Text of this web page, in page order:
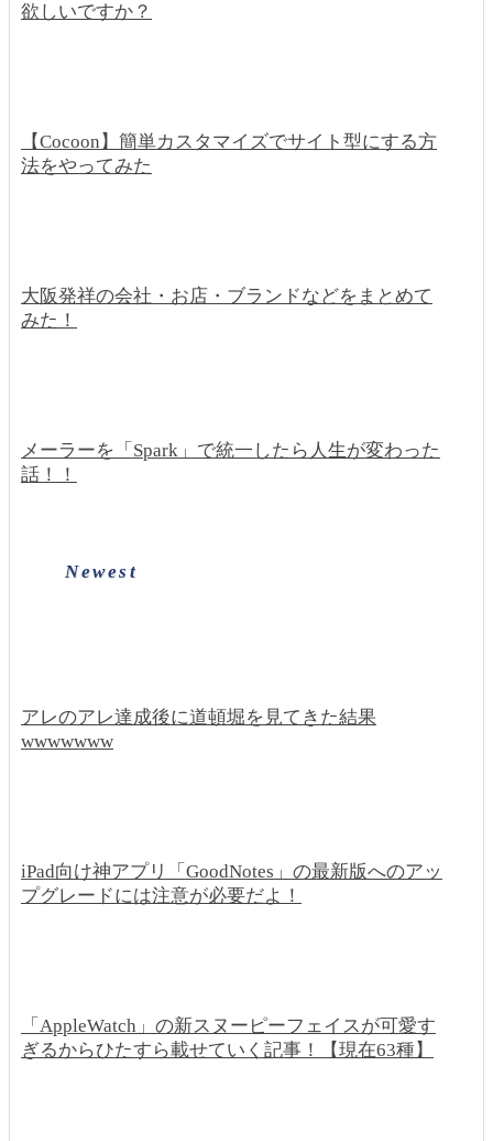
欲しいですか？
【Cocoon】簡単カスタマイズでサイト型にする方
法をやってみた
大阪発祥の会社・お店・ブランドなどをまとめて
みた！
メーラーを「Spark」で統一したら人生が変わった
話！！
Newest
アレのアレ達成後に道頓堀を見てきた結果
wwwwwww
iPad向け神アプリ「GoodNotes」の最新版へのアッ
プグレードには注意が必要だよ！
「AppleWatch」の新スヌーピーフェイスが可愛す
ぎるからひたすら載せていく記事！【現在63種】